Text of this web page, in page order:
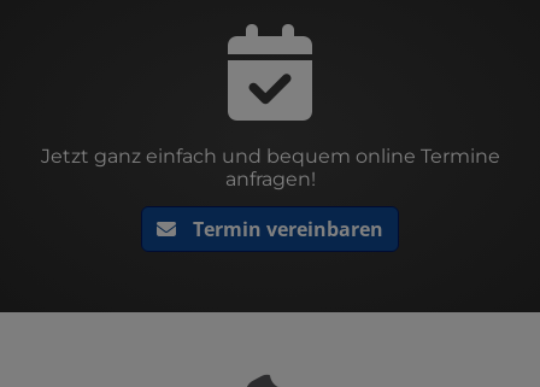
Jetzt ganz einfach und bequem online Termine
anfragen!
Termin vereinbaren